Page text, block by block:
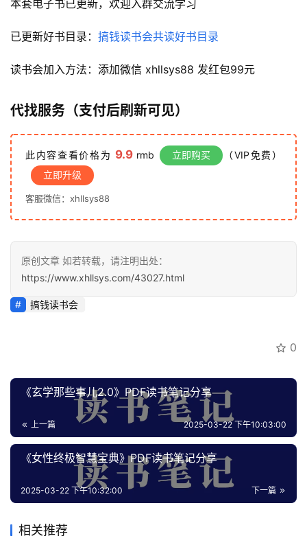
员
区
本套电子书已更新，欢迎入群交流学习
已更新好书目录： 搞钱读书会共读好书目录
读书会加入方法：添加微信 xhllsys88 发红包99元
代找服务（支付后刷新可见）
此内容查看价格为 9.9 rmb 立即购买
（VIP免费）
立即升级
客服微信：xhllsys88
原创文章 如若转载，请注明出处：
https://www.xhllsys.com/43027.html
搞钱读书会
0
《玄学那些事儿2.0》PDF读书笔记分享
上一篇 2025-03-22 下午10:03:00
《女性终极‎智慧宝典》PDF读书笔记分享
下一篇
2025-03-22 下午10:32:00
相关推荐